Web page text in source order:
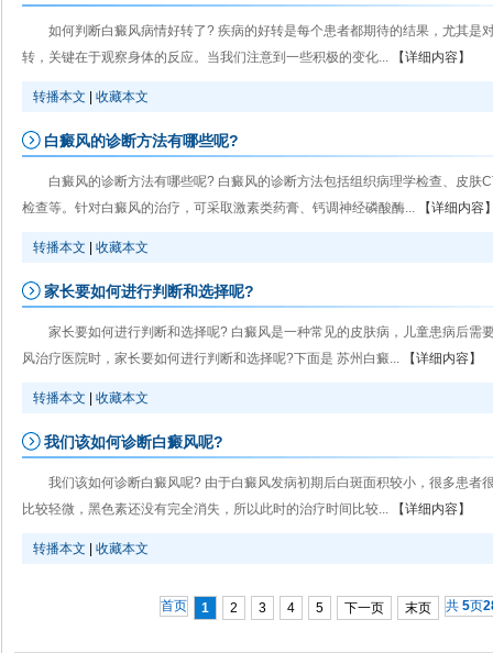
如何判断白癜风病情好转了? 疾病的好转是每个患者都期待的结果，尤其是
转，关键在于观察身体的反应。当我们注意到一些积极的变化...
【详细内容】
转播本文 收藏本文
白癜风的诊断方法有哪些呢?
白癜风的诊断方法有哪些呢? 白癜风的诊断方法包括组织病理学检查、皮肤
检查等。针对白癜风的治疗，可采取激素类药膏、钙调神经磷酸酶...
【详细内容
转播本文 收藏本文
家长要如何进行判断和选择呢?
家长要如何进行判断和选择呢? 白癜风是一种常见的皮肤病，儿童患病后需
风治疗医院时，家长要如何进行判断和选择呢?下面是 苏州白癜...
【详细内容】
转播本文 收藏本文
我们该如何诊断白癜风呢?
我们该如何诊断白癜风呢? 由于白癜风发病初期后白斑面积较小，很多患者
比较轻微，黑色素还没有完全消失，所以此时的治疗时间比较...
【详细内容】
转播本文 收藏本文
首页 1 2 3 4 5 下一页 末页 共 5页